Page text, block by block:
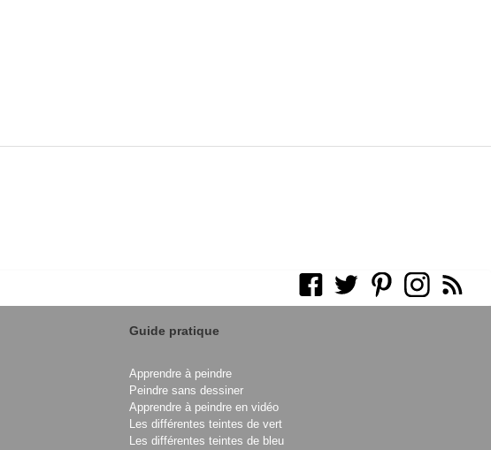
Guide pratique
Apprendre à peindre
Peindre sans dessiner
Apprendre à peindre en vidéo
Les différentes teintes de vert
Les différentes teintes de bleu